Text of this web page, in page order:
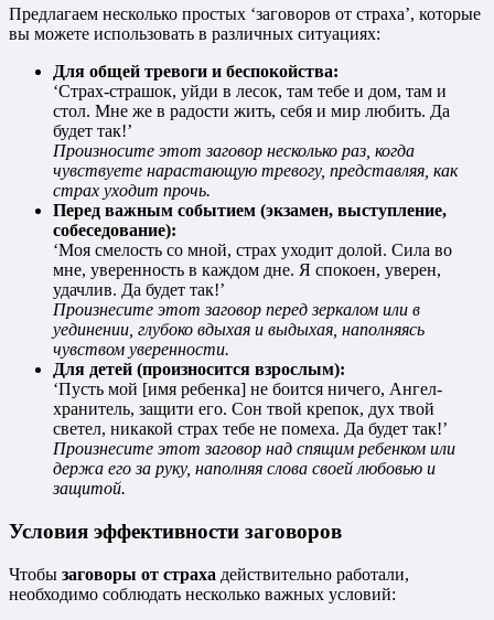
Предлагаем несколько простых ‘заговоров от страха’, которые
вы можете использовать в различных ситуациях:
Для общей тревоги и беспокойства:
‘Страх-страшок, уйди в лесок, там тебе и дом, там и
стол. Мне же в радости жить, себя и мир любить. Да
будет так!’
Произносите этот заговор несколько раз, когда
чувствуете нарастающую тревогу, представляя, как
страх уходит прочь.
Перед важным событием (экзамен, выступление,
собеседование):
‘Моя смелость со мной, страх уходит долой. Сила во
мне, уверенность в каждом дне. Я спокоен, уверен,
удачлив. Да будет так!’
Произнесите этот заговор перед зеркалом или в
уединении, глубоко вдыхая и выдыхая, наполняясь
чувством уверенности.
Для детей (произносится взрослым):
‘Пусть мой [имя ребенка] не боится ничего, Ангел-
хранитель, защити его. Сон твой крепок, дух твой
светел, никакой страх тебе не помеха. Да будет так!’
Произнесите этот заговор над спящим ребенком или
держа его за руку, наполняя слова своей любовью и
защитой.
Условия эффективности заговоров
Чтобы заговоры от страха действительно работали,
необходимо соблюдать несколько важных условий: